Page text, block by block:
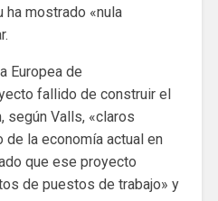
ha mostrado «nula
Europea de
fallido de construir el
según Valls, «claros
la economía actual en
que ese proyecto
de puestos de trabajo» y